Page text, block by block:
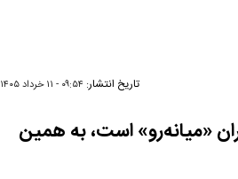
Videoتاریخ انتشار: ۰۹:۵۴ - ۱۱ خرداد ۱۴۰۵
«میانه‌رو» است، به همین